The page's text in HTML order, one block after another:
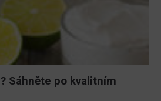
Sáhněte po kvalitním